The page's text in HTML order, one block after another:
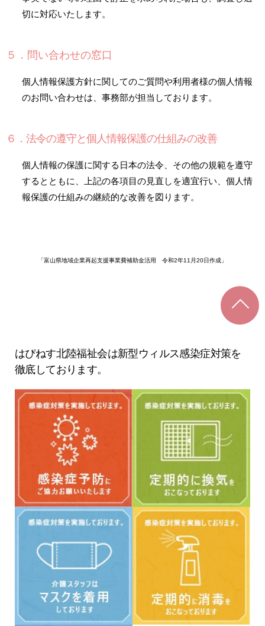
切に対応いたします。
５．問い合わせの窓口
個人情報保護方針に関してのご質問や利用者様の個人情報
のお問い合わせは、事務部が担当しております。
６．法令の遵守と個人情報保護の仕組みの改善
個人情報の保護に関する日本の法令、その他の規範を遵守
するとともに、上記の各項目の見直しを適宜行い、個人情
報保護の仕組みの継続的な改善を図ります。
「富山県地域企業再起支援事業費補助金活用 令和2年11月20日作成」
はぴねす北陸福祉会は新型ウィルス感染症対策を
徹底しております。